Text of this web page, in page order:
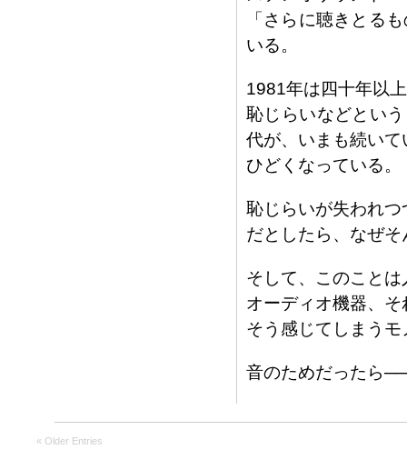
「さらに聴きとる
いる。
1981年は四十年以
恥じらいなどとい
代が、いまも続い
ひどくなっている。
恥じらいが失われ
だとしたら、なぜ
そして、このこと
オーディオ機器、
そう感じてしまう
音のためだったら
« Older Entries